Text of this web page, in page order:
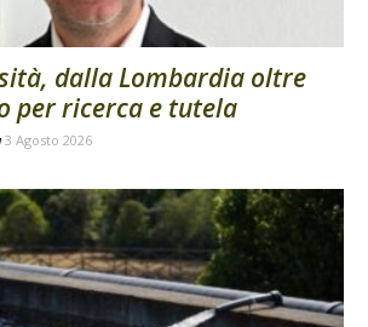
dalla Lombardia oltre
per ricerca e tutela
3 Agosto 2026